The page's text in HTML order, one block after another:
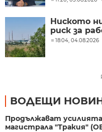
Ниското
риск за
18:04, 04.08.2026
ВОДЕЩИ
Продължават усилията
магистрала "Тракия"